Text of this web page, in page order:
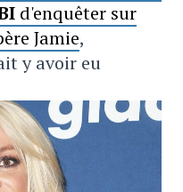
d'enquêter sur
Jamie,
y avoir eu